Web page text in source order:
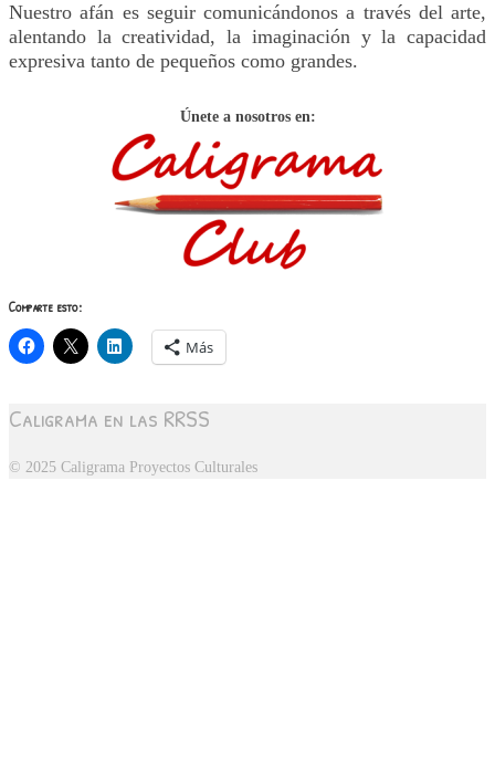
Nuestro afán es seguir comunicándonos a través del arte,
alentando la creatividad, la imaginación y la capacidad
expresiva tanto de pequeños como grandes.
Únete a nosotros en:
Comparte esto:
Más
Caligrama en las RRSS
© 2025 Caligrama Proyectos Culturales